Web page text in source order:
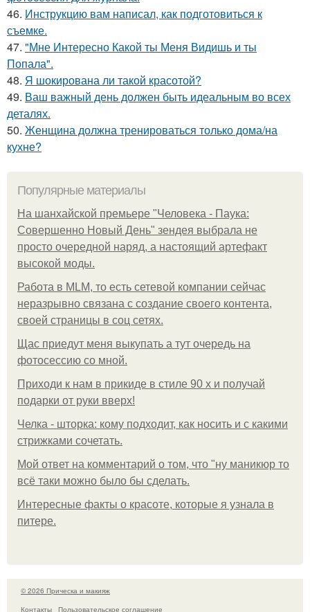
46. Инструкцию вам написал, как подготовиться к
съемке.
47. "Мне Интересно Какой ты Меня Видишь и ты
Попала".
48. Я шокирована ли такой красотой?
49. Ваш важный день должен быть идеальным во всех
деталях.
50. Женщина должна тренироваться только дома/на
кухне?
Популярные материалы
На шанхайской премьере "Человека - Паука:
Совершенно Новый День" зендея выбрала не
просто очередной наряд, а настоящий артефакт
высокой моды.
Работа в MLM, то есть сетевой компании сейчас
неразрывно связана с создание своего контента,
своей страницы в соц сетях.
Щас приедут меня выкупать а тут очередь на
фотосессию со мной.
Приходи к нам в прикиде в стиле 90 х и получай
подарки от руки вверх!
Челка - шторка: кому подходит, как носить и с какими
стрижками сочетать.
Мой ответ на комментарий о том, что "ну маникюр то
всё таки можно было бы сделать.
Интересные факты о красоте, которые я узнала в
питере.
© 2026 Прическа и макияж
Контакты
Пользовательское соглашение